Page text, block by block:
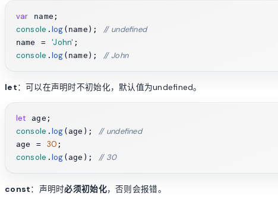
var
console . log (name); // undefined
name = 'John'
console . log (name); // John
let：可以在声明时不初始化，默认值为undefined。
let
console . log (age); // undefined
age = 30
console . log (age); // 30
const：声明时必须初始化，否则会报错。